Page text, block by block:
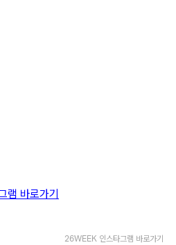
램 바로가기
26WEEK 인스타그램 바로가기